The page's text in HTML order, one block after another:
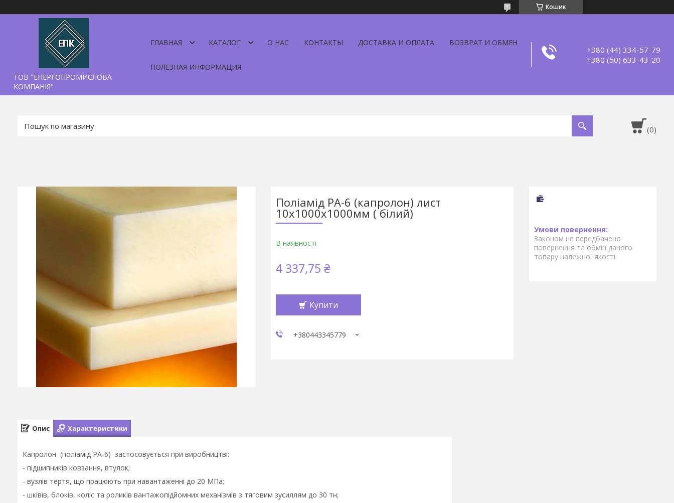
Кошик
ТОВ "ЕНЕРГОПРОМИСЛОВА
КОМПАНІЯ"
ГЛАВНАЯ КАТАЛОГ О НАС КОНТАКТЫ ДОСТАВКА И ОПЛАТА ВОЗВРАТ И ОБМЕН
ПОЛЕЗНАЯ ИНФОРМАЦИЯ
+380 (44) 334-57-79
+380 (50) 633-43-20
Поліамід РА-6 (капролон) лист
10х1000х1000мм ( білий)
В наявності
4 337,75 ₴
Купити
+380443345779
Законом не передбачено
повернення та обмін даного
товару належної якості
Опис Характеристики
Капролон (поліамід РА-6) застосовується при виробництві:
- підшипників ковзання, втулок;
- вузлів тертя, що працюють при навантаженні до 20 МПа;
- шківів, блоків, коліс та роликів вантажопідйомних механізмів з тяговим зусиллям до 30 тн;